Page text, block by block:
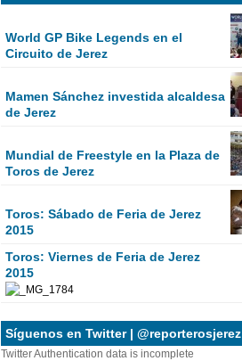
World GP Bike Legends en el
Circuito de Jerez
Mamen Sánchez investida alcaldesa
de Jerez
Mundial de Freestyle en la Plaza de
Toros de Jerez
Toros: Sábado de Feria de Jerez
2015
Toros: Viernes de Feria de Jerez
2015
Síguenos en Twitter | @reporterosjerez
Twitter Authentication data is incomplete